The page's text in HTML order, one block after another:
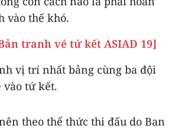
vào thế khó.
tranh vé tứ kết ASIAD 19]
vị trí nhất bảng cùng ba đội
vào tứ kết.
theo thể thức thi đấu do Ban